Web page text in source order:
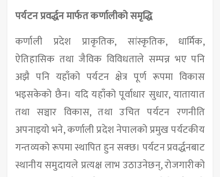
पर्यटन प्रवर्द्धन मार्फत कर्णालीको समृद्धि
कर्णाली प्रदेश प्राकृतिक, सांस्कृतिक, धार्मिक,
ऐतिहासिक तथा जैविक विविधताले सम्पन्न भए पनि
अझै पनि यहाँको पर्यटन क्षेत्र पूर्ण रूपमा विकास
भइसकेको छैन। यदि यहाँको पूर्वाधार सुधार, यातायात
तथा सञ्चार विकास, तथा उचित पर्यटन रणनीति
अपनाइयो भने, कर्णाली प्रदेश नेपालको प्रमुख पर्यटकीय
गन्तव्यको रूपमा स्थापित हुन सक्छ। पर्यटन प्रवर्द्धनबाट
स्थानीय समुदायले प्रत्यक्ष लाभ उठाउनेछन्, रोजगारीको